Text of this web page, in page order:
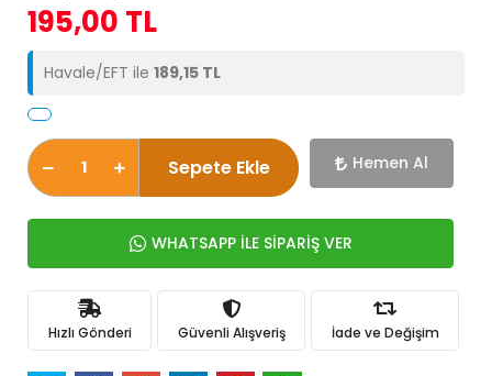
195,00 TL
Havale/EFT ile 189,15 TL
Sepete Ekle Hemen Al
WHATSAPP İLE SİPARİŞ VER
Hızlı Gönderi Güvenli Alışveriş İade ve Değişim